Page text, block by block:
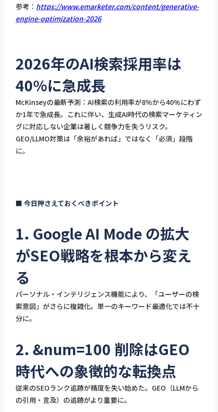
参考： https://www.emarketer.com/content/generative-
engine-optimization-2026
2026年のAI検索採用率は
40%に急成長
McKinseyの最新予測：AI検索の利用率が8%から40%にわず
か1年で急成長。これに伴い、生成AI時代の検索マーケティン
グに対応しない企業は著しく競争力を失うリスク。
GEO/LLMO対策は「余裕があれば」ではなく「必須」段階
に。
■ 今日押さえておくべきポイント
1. Google AI Mode の拡大
がSEO戦略を根本から変え
る
パーソナル・インテリジェンス機能により、「ユーザーの検
索意図」がさらに複雑化。単一のキーワード最適化では不十
分に。
2. &num=100 削除はGEO
時代への象徴的な転換点
従来のSEOランク追跡が精度を失い始めた。GEO（LLMから
の引用・言及）の追跡がより重要に。